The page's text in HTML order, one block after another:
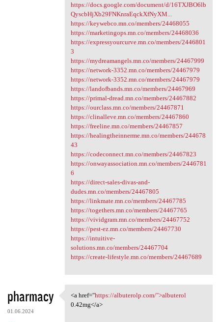
https://docs.google.com/document/d/16TXJBO6lb
QyscbHjXb29FNKnraEqckXfNyXM...
https://keywebco.mn.co/members/24468055
https://marketingops.mn.co/members/24468036
https://expressyourcurve.mn.co/members/2446801
3
https://mydreamangels.mn.co/members/24467999
https://network-3352.mn.co/members/24467979
https://network-3352.mn.co/members/24467979
https://landofbands.mn.co/members/24467969
https://primal-dread.mn.co/members/24467882
https://ourclass.mn.co/members/24467871
https://clinalleve.mn.co/members/24467860
https://freeline.mn.co/members/24467857
https://healingtheinnerme.mn.co/members/244678
43
https://codeconnect.mn.co/members/24467823
https://onwayassociation.mn.co/members/2446781
6
https://direct-sales-divas-and-
dudes.mn.co/members/24467805
https://linkmate.mn.co/members/24467785
https://togethers.mn.co/members/24467765
https://vividgram.mn.co/members/24467752
https://pest-ez.mn.co/members/24467730
https://intuitive-
solutions.mn.co/members/24467704
https://create-lifestyle.mn.co/members/24467689
pharmacy
01.06.2024
<a href="https://albuterolp
<a href="https://albuterolp.com/">albuterol
0.42mg</a>